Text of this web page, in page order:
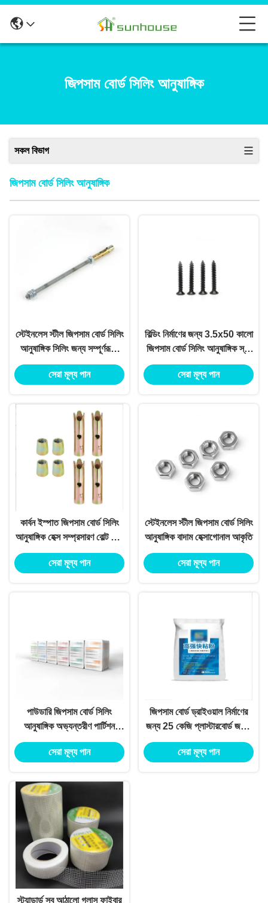
জিপসাম বোর্ড সিলিং আনুষাঙ্গিক
সকল বিভাগ
জিপসাম বোর্ড সিলিং আনুষাঙ্গিক
স্টেইনলেস স্টীল জিপসাম বোর্ড সিলিং
আনুষাঙ্গিক সিলিং জন্য সম্পূর্ণরূপে
থ্রেডেড রড
সেরা মূল্য পান
বিল্ডিং নির্মাণের জন্য 3.5x50 কালো
জিপসাম বোর্ড সিলিং আনুষাঙ্গিক স্ব-
ট্যাপিং স্ক্রু
সেরা মূল্য পান
কার্বন ইস্পাত জিপসাম বোর্ড সিলিং
আনুষাঙ্গিক হেক্স সম্প্রসারণ বোল্ট জারা
প্রতিরোধী
সেরা মূল্য পান
স্টেইনলেস স্টীল জিপসাম বোর্ড সিলিং
আনুষাঙ্গিক বাদাম হেক্সাগোনাল আকৃতি
সেরা মূল্য পান
পাউডারি জিপসাম বোর্ড সিলিং
আনুষাঙ্গিক অভ্যন্তরীণ পার্টিশন
দেয়ালের জন্য জিপসাম পুটি পাউডার
সেরা মূল্য পান
জিপসাম বোর্ড ড্রাইওয়াল নির্মাণের
জন্য 25 কেজি প্লাস্টারবোর্ড জয়েন্ট
কম্পাউন্ড
সেরা মূল্য পান
স্ট্যান্ডার্ড স্ব আঠালো গ্লাস ফাইবার